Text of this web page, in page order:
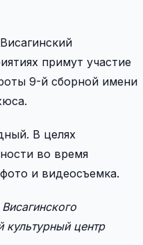
примут участие
9-й сборной имени
В целях
во время
и видеосъемка.
культурный центр